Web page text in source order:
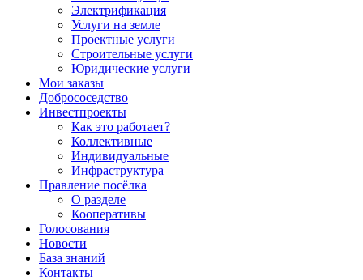
Электрификация
Услуги на земле
Проектные услуги
Строительные услуги
Юридические услуги
Мои заказы
Добрососедство
Инвестпроекты
Как это работает?
Коллективные
Индивидуальные
Инфраструктура
Правление посёлка
О разделе
Кооперативы
Голосования
Новости
База знаний
Контакты